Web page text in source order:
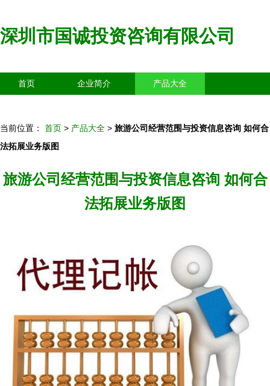
深圳市国诚投资咨询有限公司
首页 企业简介 产品大全
当前位置： 首页 > 产品大全 > 旅游公司经营范围与投资信息咨询 如何合
法拓展业务版图
旅游公司经营范围与投资信息咨询 如何合
法拓展业务版图